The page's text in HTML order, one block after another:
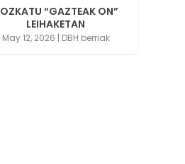
“GAZTEAK ON”
LEIHAKETAN
May 12, 2026 | DBH berriak